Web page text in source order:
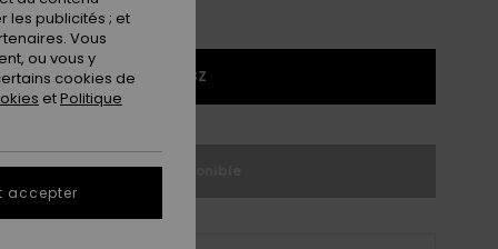
1SZ
Indisponible
les publicités ; et
Vous
ou vous y
cookies de
etPolitique
accepter